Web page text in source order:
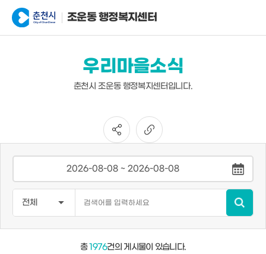
조운동 행정복지센터
우리마을소식
춘천시 조운동 행정복지센터입니다.
총1976건의 게시물이 있습니다.